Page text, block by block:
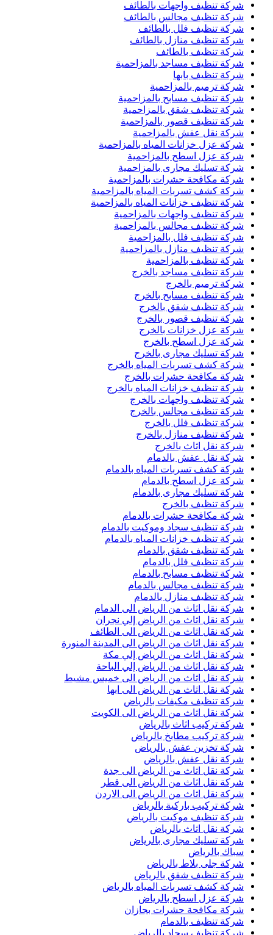
شركة تنظيف واجهات بالطائف
شركة تنظيف مجالس بالطائف
شركة تنظيف فلل بالطائف
شركة تنظيف منازل بالطائف
شركة تنظيف بالطائف
شركة تنظيف مساجد بالمزاحمية
شركة تنظيف بابها
شركة ترميم بالمزاحمية
شركة تنظيف مسابح بالمزاحمية
شركة تنظيف شقق بالمزاحمية
شركة تنظيف قصور بالمزاحمية
شركة نقل عفش بالمزاحمية
شركة عزل خزانات المياه بالمزاحمية
شركة عزل اسطح بالمزاحمية
شركة تسليك مجارى بالمزاحمية
شركة مكافحة حشرات بالمزاحمية
شركة كشف تسربات المياه بالمزاحمية
شركة تنظيف خزانات المياه بالمزاحمية
شركة تنظيف واجهات بالمزاحمية
شركة تنظيف مجالس بالمزاحمية
شركة تنظيف فلل بالمزاحمية
شركة تنظيف منازل بالمزاحمية
شركة تنظيف بالمزاحمية
شركة تنظيف مساجد بالخرج
شركة ترميم بالخرج
شركة تنظيف مسابح بالخرج
شركة تنظيف شقق بالخرج
شركة تنظيف قصور بالخرج
شركة عزل خزانات بالخرج
شركة عزل اسطح بالخرج
شركة تسليك مجارى بالخرج
شركة كشف تسربات المياه بالخرج
شركة مكافحة حشرات بالخرج
شركة تنظيف خزانات المياه بالخرج
شركة تنظيف واجهات بالخرج
شركة تنظيف مجالس بالخرج
شركة تنظيف فلل بالخرج
شركة تنظيف منازل بالخرج
شركة نقل اثاث بالخرج
شركة نقل عفش بالدمام
شركة كشف تسربات المياه بالدمام
شركة عزل اسطح بالدمام
شركة تسليك مجارى بالدمام
شركة تنظيف بالخرج
شركة مكافحة حشرات بالدمام
شركة تنظيف سجاد وموكيت بالدمام
شركة تنظيف خزانات المياه بالدمام
شركة تنظيف شقق بالدمام
شركة تنظيف فلل بالدمام
شركة تنظيف مسابح بالدمام
شركة تنظيف مجالس بالدمام
شركة تنظيف منازل بالدمام
شركة نقل اثاث من الرياض الى الدمام
شركة نقل اثاث من الرياض إلي نجران
شركة نقل اثاث من الرياض الى الطائف
شركة نقل اثاث من الرياض الى المدينة المنورة
شركة نقل اثاث من الرياض إلي مكة
شركة نقل اثاث من الرياض إلي الباحة
شركة نقل اثاث من الرياض الى خميس مشيط
شركة نقل اثاث من الرياض الى ابها
شركة تنظيف مكيفات بالرياض
شركة نقل اثاث من الرياض الى الكويت
شركة تركيب اثاث بالرياض
شركة تركيب مطابخ بالرياض
شركة تخزين عفش بالرياض
شركة نقل عفش بالرياض
شركة نقل اثاث من الرياض الى جدة
شركة نقل اثاث من الرياض الى قطر
شركة نقل اثاث من الرياض الى الاردن
شركة تركيب باركية بالرياض
شركة تنظيف موكيت بالرياض
شركة نقل اثاث بالرياض
شركة تسليك مجارى بالرياض
سباك بالرياض
شركة جلى بلاط بالرياض
شركة تنظيف شقق بالرياض
شركة كشف تسربات المياه بالرياض
شركة عزل اسطح بالرياض
شركة مكافحة حشرات بجازان
شركة تنظيف بالدمام